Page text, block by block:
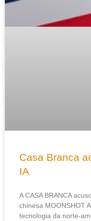
Casa Branca
IA
A CASA BRANCA
chinesa MOONSHOT
tecnologia da norte-